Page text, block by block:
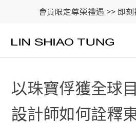
會員限定尊榮禮遇 >> 即
以珠寶俘獲全球
設計師如何詮釋